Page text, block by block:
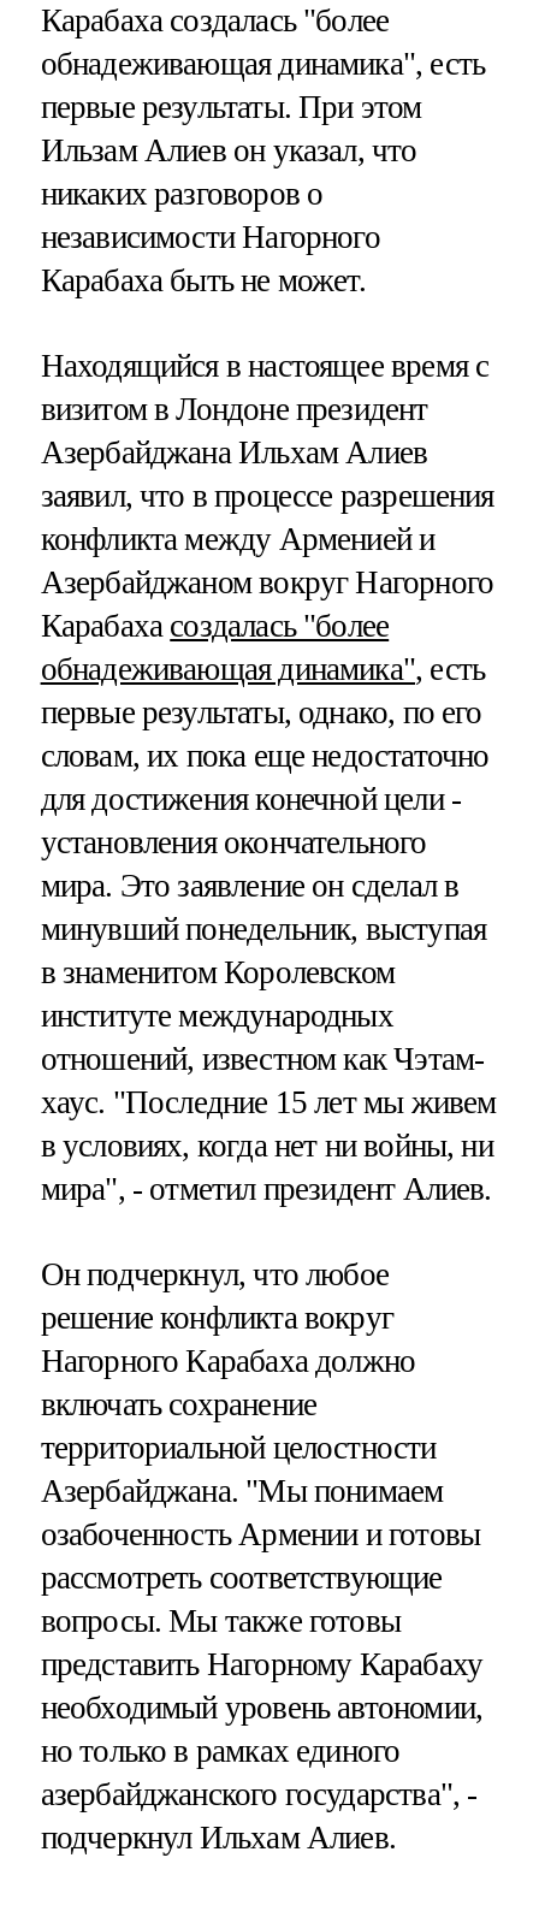
Карабаха создалась "более
обнадеживающая динамика", есть
первые результаты. При этом
Ильзам Алиев он указал, что
никаких разговоров о
независимости Нагорного
Карабаха быть не может.
Находящийся в настоящее время с
визитом в Лондоне президент
Азербайджана Ильхам Алиев
заявил, что в процессе разрешения
конфликта между Арменией и
Азербайджаном вокруг Нагорного
Карабаха создалась "более
обнадеживающая динамика", есть
первые результаты, однако, по его
словам, их пока еще недостаточно
для достижения конечной цели -
установления окончательного
мира. Это заявление он сделал в
минувший понедельник, выступая
в знаменитом Королевском
институте международных
отношений, известном как Чэтам-
хаус. "Последние 15 лет мы живем
в условиях, когда нет ни войны, ни
мира", - отметил президент Алиев.
Он подчеркнул, что любое
решение конфликта вокруг
Нагорного Карабаха должно
включать сохранение
территориальной целостности
Азербайджана. "Мы понимаем
озабоченность Армении и готовы
рассмотреть соответствующие
вопросы. Мы также готовы
представить Нагорному Карабаху
необходимый уровень автономии,
но только в рамках единого
азербайджанского государства", -
подчеркнул Ильхам Алиев.